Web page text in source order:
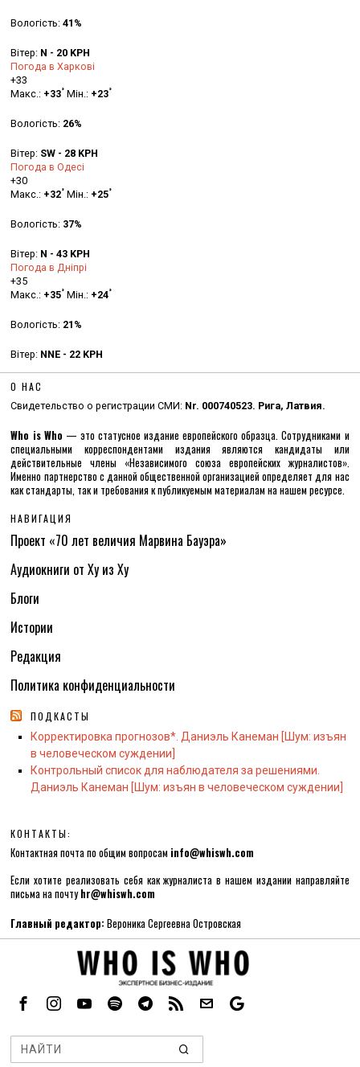
Вологість:41%
Вітер: N - 20 KPH
Погода в Харкові
+33
Макс.: +33° Мін.: +23°
Вологість: 26%
Вітер: SW - 28 KPH
Погода в Одесі
+30
Макс.: +32° Мін.: +25°
Вологість: 37%
Вітер: N - 43 KPH
Погода в Дніпрі
+35
Макс.: +35° Мін.: +24°
Вологість: 21%
Вітер: NNE - 22 KPH
О НАС
Свидетельство о регистрации СМИ: Nr. 000740523. Рига, Латвия.
Who is Who — это статусное издание европейского образца. Сотрудниками и
специальными корреспондентами издания являются кандидаты или
действительные члены «Независимого союза европейских журналистов».
Именно партнерство с данной общественной организацией определяет для нас
как стандарты, так и требования к публикуемым материалам на нашем ресурсе.
НАВИГАЦИЯ
Проект «70 лет величия Марвина Бауэра»
Аудиокниги от Ху из Ху
Блоги
Истории
Редакция
Политика конфиденциальности
ПОДКАСТЫ
Корректировка прогнозов*. Даниэль Канеман [Шум: изъян
в человеческом суждении]
Контрольный список для наблюдателя за решениями.
Даниэль Канеман [Шум: изъян в человеческом суждении]
КОНТАКТЫ:
Контактная почта по общим вопросам info@whiswh.com
Если хотите реализовать себя как журналиста в нашем издании направляйте
письма на почтуhr@whiswh.com
Главный редактор: Вероника Сергеевна Островская